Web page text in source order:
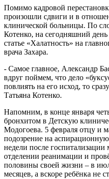
Помимо кадровой
произошли сдвиги и в
клинической больницы. По
Котенко, на сегодняшний
статье «Халатность» на
врача Захара.
- Самое главное, Александр
вдруг поймем, что дело
повлиять на его исход, то
Татьяна Котенко.
Напомним, в конце января
бронхитом в Детскую
Модогоева. 5 февраля отцу и
подозрение на
недели после госпитализации
отделении реанимации и
половины своей жизни – в
месяцев, а вскоре ребёнка не